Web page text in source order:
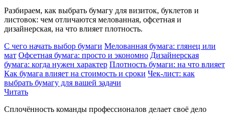
Разбираем, как выбрать бумагу для визиток, буклетов и
листовок: чем отличаются мелованная, офсетная и
дизайнерская, на что влияет плотность.
С чего начать выбор бумаги Мелованная бумага: глянец или
мат Офсетная бумага: просто и экономно Дизайнерская
бумага: когда нужен характер Плотность бумаги: на что влияет
Как бумага влияет на стоимость и сроки Чек-лист: как
выбрать бумагу для вашей задачи
Читать
Сплочённость команды профессионалов делает своё дело